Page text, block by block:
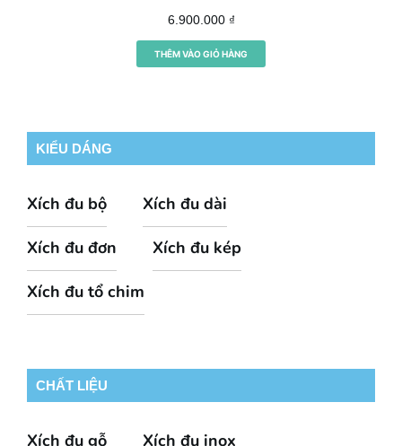
6.900.000 ₫
THÊM VÀO GIỎ HÀNG
KIỂU DÁNG
Xích đu bộ Xích đu dài
Xích đu đơn Xích đu kép
Xích đu tổ chim
CHẤT LIỆU
Xích đu gỗ Xích đu inox